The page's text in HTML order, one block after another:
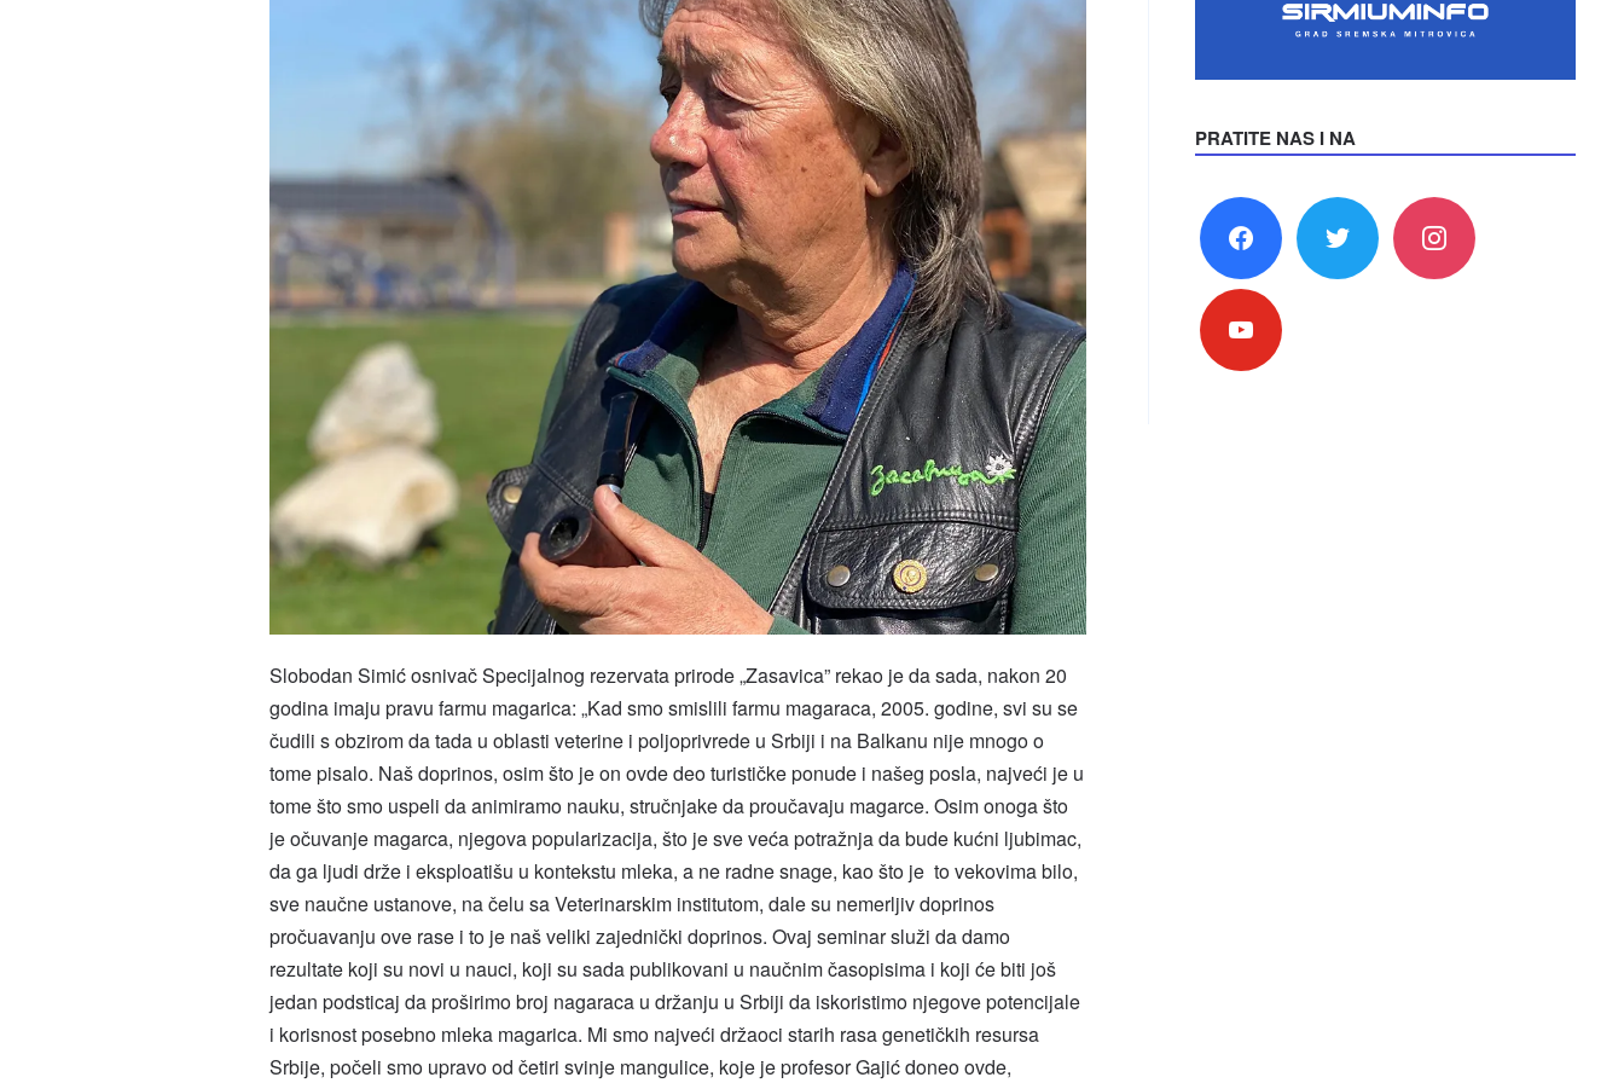
Slobodan Simić osnivač Specijalnog rezervata prirode „Zasavica” rekao je da sada, nakon 20
godina imaju pravu farmu magarica: „Kad smo smislili farmu magaraca, 2005. godine, svi su se
čudili s obzirom da tada u oblasti veterine i poljoprivrede u Srbiji i na Balkanu nije mnogo o
tome pisalo. Naš doprinos, osim što je on ovde deo turističke ponude i našeg posla, najveći je u
tome što smo uspeli da animiramo nauku, stručnjake da proučavaju magarce. Osim onoga što
je očuvanje magarca, njegova popularizacija, što je sve veća potražnja da bude kućni ljubimac,
da ga ljudi drže i eksploatišu u kontekstu mleka, a ne radne snage, kao što je to vekovima bilo,
sve naučne ustanove, na čelu sa Veterinarskim institutom, dale su nemerljiv doprinos
pročuavanju ove rase i to je naš veliki zajednički doprinos. Ovaj seminar služi da damo
rezultate koji su novi u nauci, koji su sada publikovani u naučnim časopisima i koji će biti još
jedan podsticaj da proširimo broj nagaraca u držanju u Srbiji da iskoristimo njegove potencijale
i korisnost posebno mleka magarica. Mi smo najveći držaoci starih rasa genetičkih resursa
Srbije, počeli smo upravo od četiri svinje mangulice, koje je profesor Gajić doneo ovde,
PRATITE NAS I NA
facebook twitter instagram
youtube